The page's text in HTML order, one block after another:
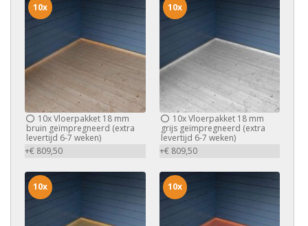
10xVloerpakket 18 mm
bruin geïmpregneerd (extra
levertijd 6-7 weken)
+€ 809,50
10x
10xVloerpakket 18 mm
grijs geïmpregneerd (extra
levertijd 6-7 weken)
+€ 809,50
10x
10x 10x